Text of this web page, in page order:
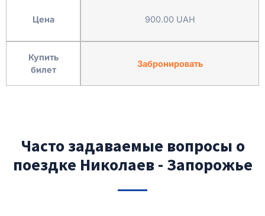
Цена
Купить
билет
900.00 UAH
Забронировать
Часто задаваемые вопросы о
поездке Николаев - Запорожье